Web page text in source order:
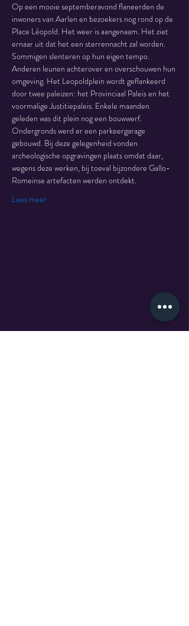
Op een mooie septemberavond flaneerden de
inwoners van Aarlen en bezoekers nog rond op de
Place Léopold. Het weer is aangenaam. Het ziet
ernaar uit dat het een sterrennacht zal worden.
Sommigen slenteren op hun eigen tempo.
Anderen leunen achterover en overschouwen hun
omgeving. Het Leopoldplein wordt geflankeerd
door twee paleizen: het Provinciaal Paleis en het
voormalige Justitiepaleis. Enkele maanden
geleden was dit plein nog een bouwwerf.
Ondergronds werd er een parkeergarage
gebouwd. Bij deze gelegenheid vonden
archeologische opgravingen plaats omdat daar,
wegens deze werken, bij toeval bijzondere Gallo-
Romeinse artefacten werden ontdekt.
Lees meer